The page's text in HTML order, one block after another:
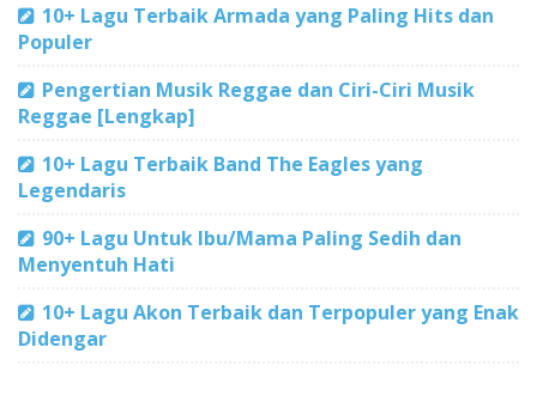
10+ Lagu Terbaik Armada yang Paling Hits dan
Populer
Pengertian Musik Reggae dan Ciri-Ciri Musik
Reggae [Lengkap]
10+ Lagu Terbaik Band The Eagles yang
Legendaris
90+ Lagu Untuk Ibu/Mama Paling Sedih dan
Menyentuh Hati
10+ Lagu Akon Terbaik dan Terpopuler yang Enak
Didengar